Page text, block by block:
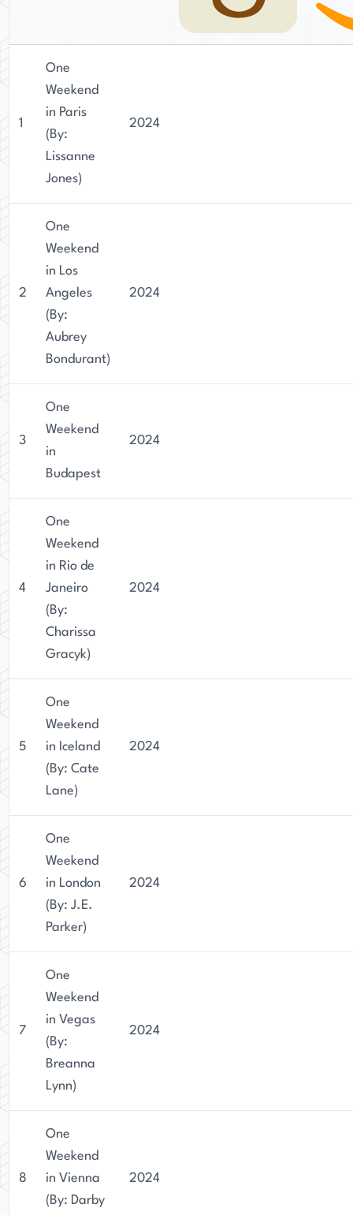
1
One
Weekend
in Paris
(By:
Lissanne
Jones)
2024
2
One
Weekend
in Los
Angeles
(By:
Aubrey
Bondurant)
2024
3
One
Weekend
in
Budapest
2024
4
One
Weekend
in Rio de
Janeiro
(By:
Charissa
Gracyk)
2024
5
One
Weekend
in Iceland
(By: Cate
Lane)
2024
6
One
Weekend
in London
(By: J.E.
Parker)
2024
7
One
Weekend
in Vegas
(By:
Breanna
Lynn)
2024
8
One
Weekend
in Vienna
(By: Darby
2024